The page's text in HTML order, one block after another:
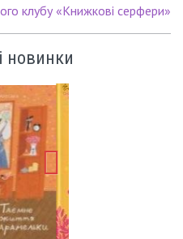
клубу «Книжкові серфери»
новинки